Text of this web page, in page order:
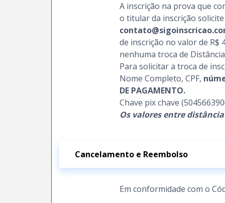
A inscrição na prova que
o titular da inscrição
de inscrição no valor de
nenhuma troca de
Para solicitar a troca de
Nome Completo, CPF,
DE PAGAMENTO.
Chave pix chave
Os valores entre
Cancelamento e Reembolso
Em conformidade com o